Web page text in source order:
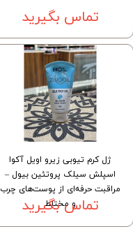
تماس بگیرید
ژل کرم تیوبی زیرو اویل آکوا
اسپلش سیلک پروتئین بیول –
مراقبت حرفه‌ای از پوست‌های چرب
و مختلط
تماس بگیرید